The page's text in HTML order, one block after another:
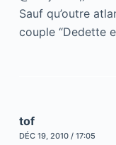
Sauf qu’outre
couple “Dedette
tof
DÉC 19, 2010 / 17:05